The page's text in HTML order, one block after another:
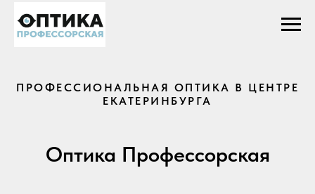
ПРОФЕССИОНАЛЬНАЯ ОПТИКА В ЦЕНТРЕ
ЕКАТЕРИНБУРГА
Оптика Профессорская